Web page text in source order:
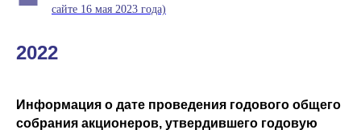
сайте 16 мая 2023 года)
2022
Информация о дате проведения годового общего
собрания акционеров, утвердившего годовую